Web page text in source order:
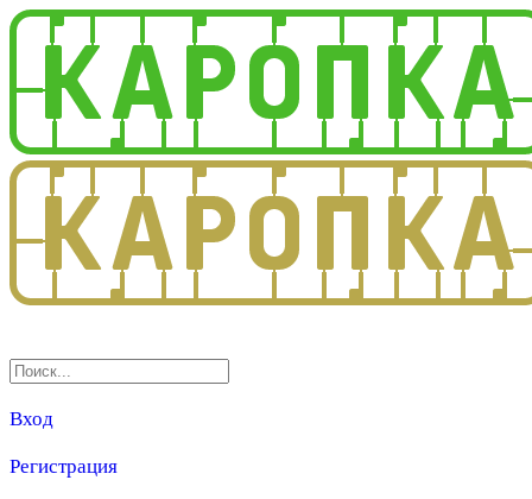
Вход
Регистрация